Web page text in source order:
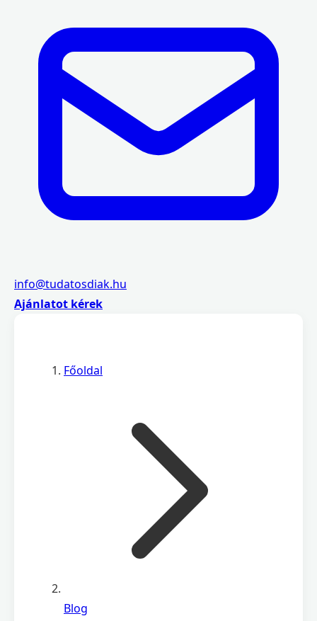
info@tudatosdiak.hu
Ajánlatot kérek
Főoldal
Blog